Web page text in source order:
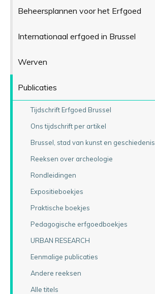
Beheersplannen voor het Erfgoed
Internationaal erfgoed in Brussel
Werven
Publicaties
Tijdschrift Erfgoed Brussel
Ons tijdschrift per artikel
Brussel, stad van kunst en geschiedenis
Reeksen over archeologie
Rondleidingen
Expositieboekjes
Praktische boekjes
Pedagogische erfgoedboekjes
URBAN RESEARCH
Eenmalige publicaties
Andere reeksen
Alle titels